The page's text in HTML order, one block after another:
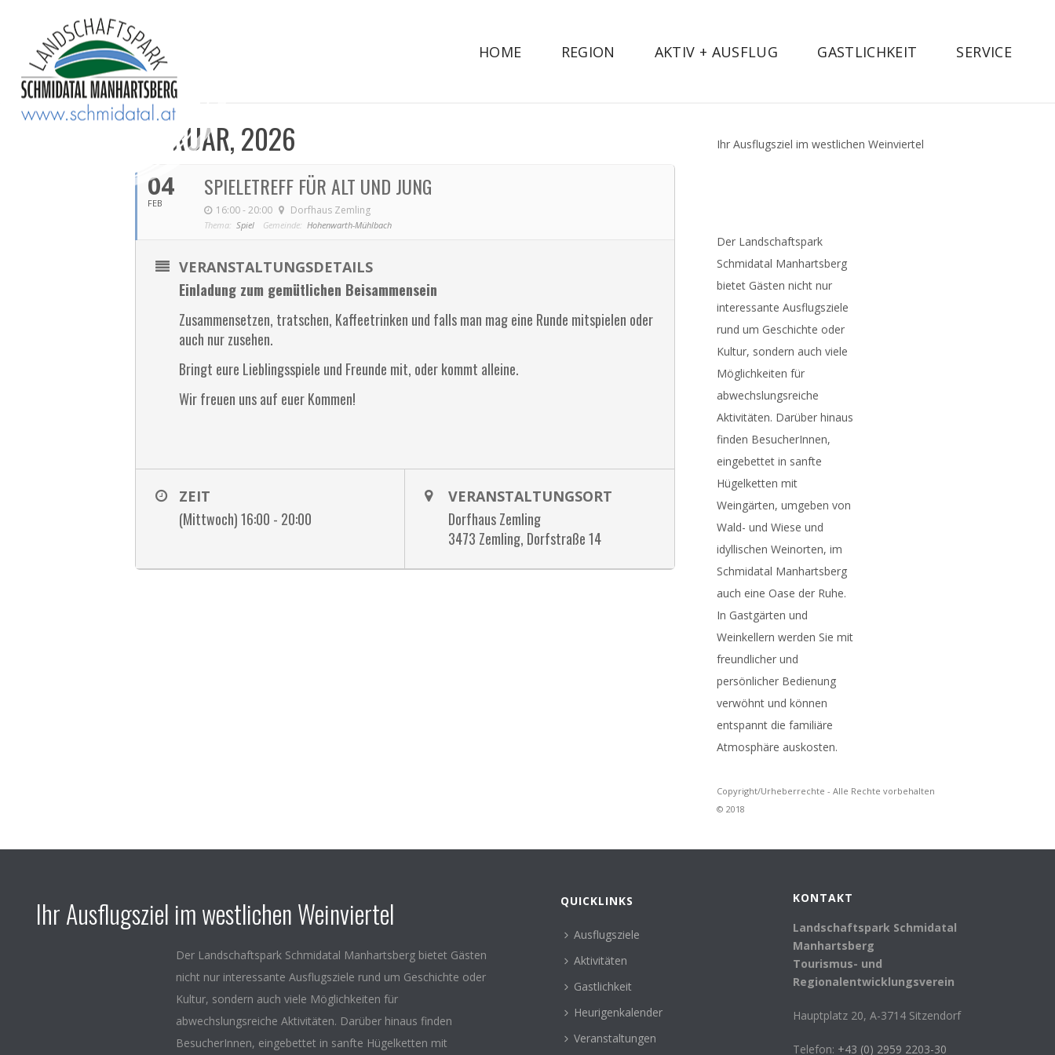
HOME REGION AKTIV + AUSFLUG GASTLICHKEIT SERVICE
FEBRUAR, 2026
04
FEB
SPIELETREFF FÜR ALT UND JUNG
16:00 - 20:00 Dorfhaus Zemling
Thema: Spiel Gemeinde: Hohenwarth-Mühlbach
VERANSTALTUNGSDETAILS
Einladung zum gemütlichen Beisammensein
Zusammensetzen, tratschen, Kaffeetrinken und falls man mag eine Runde mitspielen oder
auch nur zusehen.
Bringt eure Lieblingsspiele und Freunde mit, oder kommt alleine.
Wir freuen uns auf euer Kommen!
ZEIT
(Mittwoch) 16:00 - 20:00
VERANSTALTUNGSORT
Dorfhaus Zemling
3473 Zemling, Dorfstraße 14
Ihr Ausflugsziel im westlichen Weinviertel
Der Landschaftspark
Schmidatal Manhartsberg
bietet Gästen nicht nur
interessante Ausflugsziele
rund um Geschichte oder
Kultur, sondern auch viele
Möglichkeiten für
abwechslungsreiche
Aktivitäten. Darüber hinaus
finden BesucherInnen,
eingebettet in sanfte
Hügelketten mit
Weingärten, umgeben von
Wald- und Wiese und
idyllischen Weinorten, im
Schmidatal Manhartsberg
auch eine Oase der Ruhe.
In Gastgärten und
Weinkellern werden Sie mit
freundlicher und
persönlicher Bedienung
verwöhnt und können
entspannt die familiäre
Atmosphäre auskosten.
Copyright/Urheberrechte - Alle Rechte vorbehalten
© 2018
Ihr Ausflugsziel im westlichen Weinviertel
Der Landschaftspark Schmidatal Manhartsberg bietet Gästen
nicht nur interessante Ausflugsziele rund um Geschichte oder
Kultur, sondern auch viele Möglichkeiten für
abwechslungsreiche Aktivitäten. Darüber hinaus finden
BesucherInnen, eingebettet in sanfte Hügelketten mit
QUICKLINKS
Ausflugsziele
Aktivitäten
Gastlichkeit
Heurigenkalender
Veranstaltungen
KONTAKT
Landschaftspark Schmidatal
Manhartsberg
Tourismus- und
Regionalentwicklungsverein
Hauptplatz 20, A-3714 Sitzendorf
Telefon: +43 (0) 2959 2203-30